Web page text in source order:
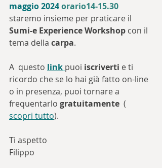
maggio 2024 orario14-15.30
staremo insieme per praticare il
Sumi-e Experience Workshop con il
tema della carpa.
A  questo link puoi iscriverti e ti
ricordo che se lo hai già fatto on-line
o in presenza, puoi tornare a
frequentarlo gratuitamente
  (
scopri tutto).
Ti aspetto
Filippo